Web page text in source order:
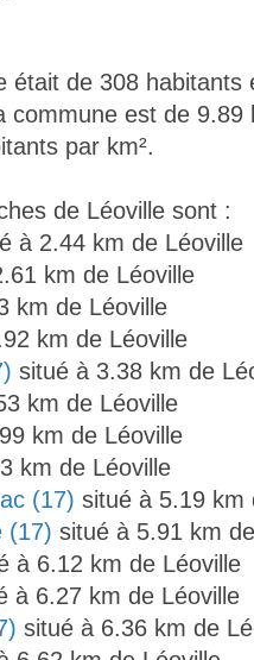
était de 308 habitants
commune est de 9.89
par km².
de Léoville sont :
à 2.44 km de Léoville
km de Léoville
km de Léoville
km de Léoville
situé à 3.38 km de
km de Léoville
km de Léoville
km de Léoville
(17) situé à 5.19 km
(17) situé à 5.91 km
à 6.12 km de Léoville
à 6.27 km de Léoville
situé à 6.36 km de